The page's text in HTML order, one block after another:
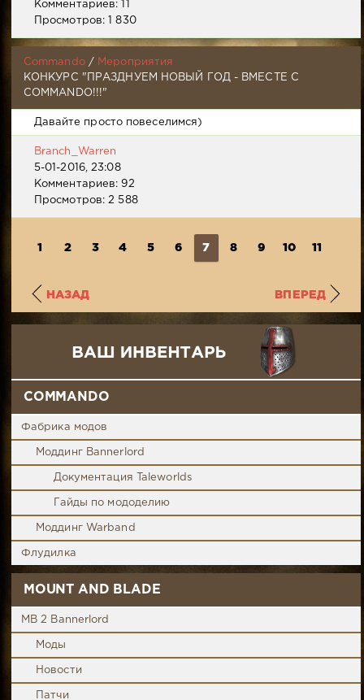
Комментариев: 11
Просмотров: 1 830
Commando/
Мероприятия
КОНКУРС "ПРАЗДНУЕМ НОВЫЙ ГОД - ВМЕСТЕ С
COMMANDO!!!"
Давайте просто повеселимся)
Branch_Warren
5-01-2016, 23:08
Комментариев: 92
Просмотров: 2 588
1 2 3 4 5 6 7 8 9 10 11
НАЗАД ВПЕРЕД
COMMANDO
Фабрика модов
Моддинг Bannerlord
Документация Taleworlds
Гайды по мододелию
Моддинг Warband
Флудилка
MOUNT AND BLADE
MB 2 Bannerlord
Моды
Новости
Патчи